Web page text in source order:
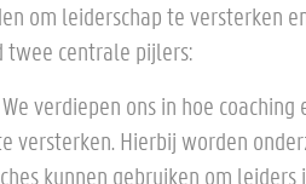
om leiderschap te versterken
twee centrale pijlers:
verdiepen ons in hoe
versterken. Hierbij worden
kunnen gebruiken om